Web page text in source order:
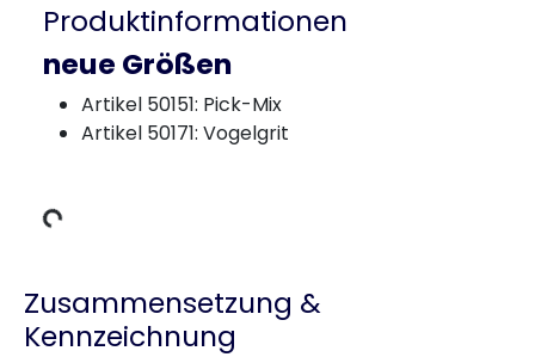
Produktinformationen
neue Größen
Artikel 50151: Pick-Mix
Artikel 50171: Vogelgrit
Daten
Zusammensetzung &
Kennzeichnung